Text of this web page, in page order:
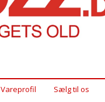
Vareprofil Sælg til os